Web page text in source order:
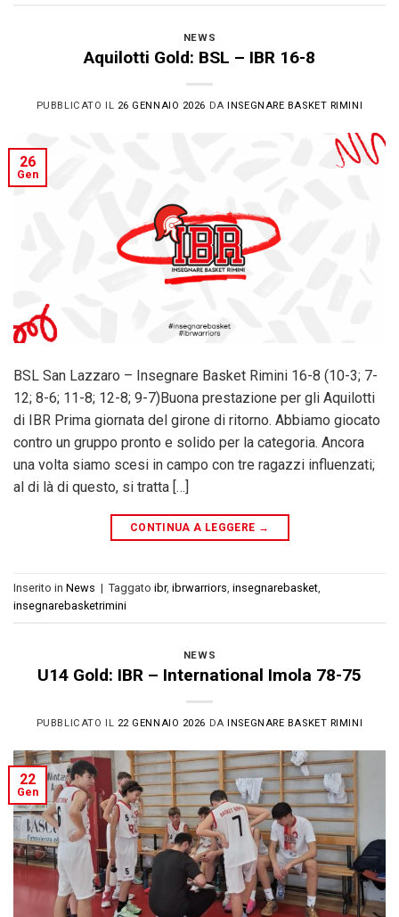
NEWS
Aquilotti Gold: BSL – IBR 16-8
PUBBLICATO IL 26 GENNAIO 2026 DA INSEGNARE BASKET RIMINI
26
Gen
BSL San Lazzaro – Insegnare Basket Rimini 16-8 (10-3; 7-
12; 8-6; 11-8; 12-8; 9-7)Buona prestazione per gli Aquilotti
di IBR Prima giornata del girone di ritorno. Abbiamo giocato
contro un gruppo pronto e solido per la categoria. Ancora
una volta siamo scesi in campo con tre ragazzi influenzati;
al di là di questo, si tratta […]
CONTINUA A LEGGERE →
Inserito in News | Taggato ibr, ibrwarriors, insegnarebasket,
insegnarebasketrimini
NEWS
U14 Gold: IBR – International Imola 78-75
PUBBLICATO IL 22 GENNAIO 2026 DA INSEGNARE BASKET RIMINI
22
Gen